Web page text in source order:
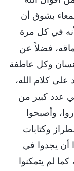
بشوق أن
في كل مرة
فضلاً عن
وكل عاطفة
على كلام الله،
عدد كبير من
وأصبحوا
وكتابات
أن يجدوا في
لم يتمكنوا